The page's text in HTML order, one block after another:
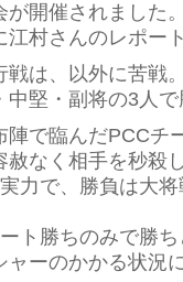
が開催されました
江村さんのレポー
戦は、以外に苦戦
中堅・副将の3人
陣で臨んだPCCチ
赦なく相手を秒殺
力で、勝負は大
ト勝ちのみで勝
ャーのかかる状況